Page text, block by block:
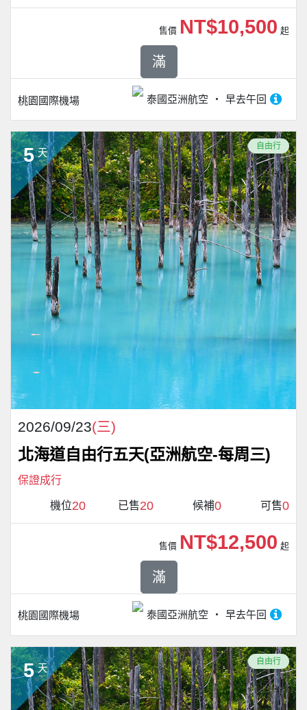
桃園國際機場 泰國亞洲航空 早去午回
售價 NT$10,500 起
滿
5 天
自由行
2026/09/23(三)
北海道自由行五天(亞洲航空-每周三)
保證成行
機位20 已售20 候補0 可售0
桃園國際機場 泰國亞洲航空 早去午回
售價 NT$12,500 起
滿
5 天
自由行